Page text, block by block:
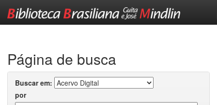
Página de busca
Buscar em:
por